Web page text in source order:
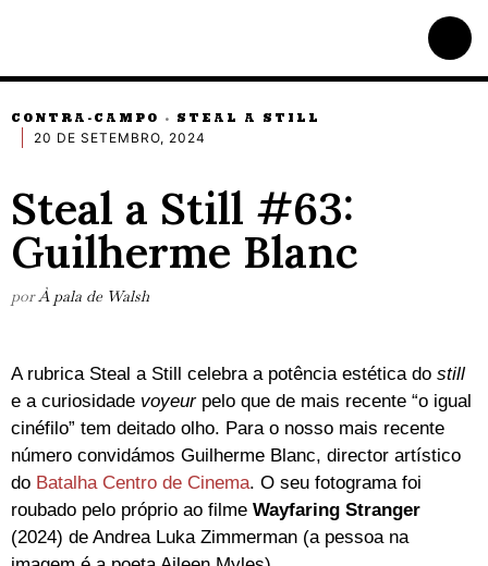
CONTRA-CAMPO · STEAL A STILL
20 DE SETEMBRO, 2024
Steal a Still #63:
Guilherme Blanc
porÀ pala de Walsh
A rubrica Steal a Still celebra a potência estética do still
e a curiosidade voyeur pelo que de mais recente “o igual
cinéfilo” tem deitado olho. Para o nosso mais recente
número convidámos Guilherme Blanc, director artístico
do Batalha Centro de Cinema. O seu fotograma foi
roubado pelo próprio ao filme Wayfaring Stranger
(2024) de Andrea Luka Zimmerman (a pessoa na